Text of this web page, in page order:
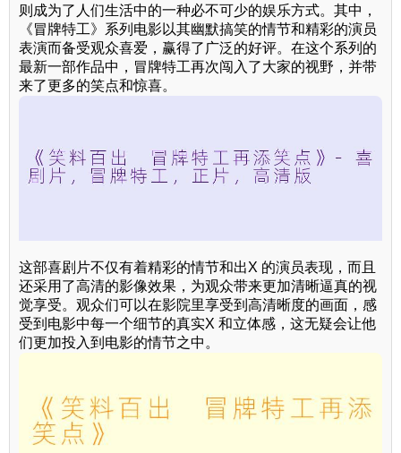
则成为了人们生活中的一种必不可少的娱乐方式。其中，
《冒牌特工》系列电影以其幽默搞笑的情节和精彩的演员
表演而备受观众喜爱，赢得了广泛的好评。在这个系列的
最新一部作品中，冒牌特工再次闯入了大家的视野，并带
来了更多的笑点和惊喜。
这部喜剧片不仅有着精彩的情节和出X 的演员表现，而且
还采用了高清的影像效果，为观众带来更加清晰逼真的视
觉享受。观众们可以在影院里享受到高清晰度的画面，感
受到电影中每一个细节的真实X 和立体感，这无疑会让他
们更加投入到电影的情节之中。